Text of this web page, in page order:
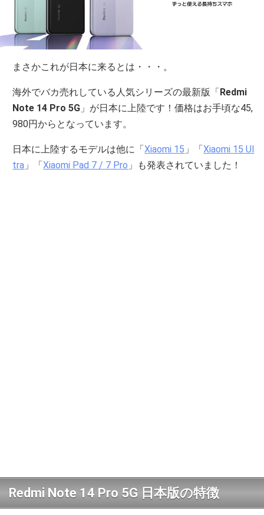
まさかこれが日本に来るとは・・・。
海外でバカ売れしている人気シリーズの最新版「 Redmi
Note 14 Pro 5G 」が日本に上陸です！価格はお手頃な45,
980円からとなっています。
日本に上陸するモデルは他に「Xiaomi 15 」「Xiaomi 15 Ul
tra 」「Xiaomi Pad 7 / 7 Pro 」も発表されていました！
Redmi Note 14 Pro 5G 日本版の特徴